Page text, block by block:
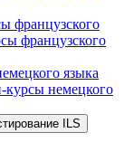
французского
французского
языка
немецкого
ILS